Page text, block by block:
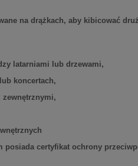
na drążkach, aby kibicować
latarniami lub drzewami,
koncertach,
posiada certyfikat ochrony